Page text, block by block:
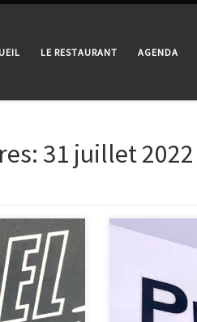
LE RESTAURANT AGENDA
31 juillet 2022